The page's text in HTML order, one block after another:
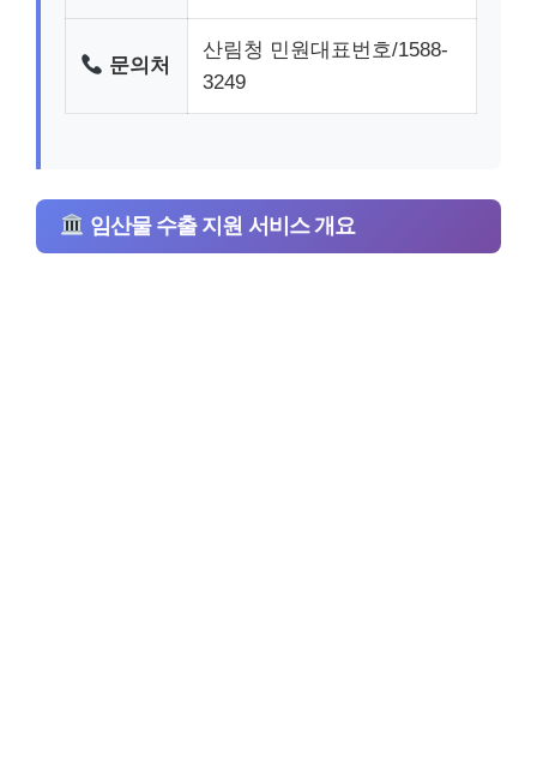
문의처
산림청 민원대표번호/1588-
3249
임산물 수출 지원 서비스 개요